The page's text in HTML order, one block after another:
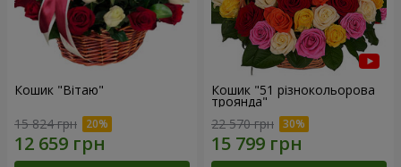
Кошик "Вітаю"
15 824 грн
Кошик "51 різнокольорова
троянда"
22 570 грн